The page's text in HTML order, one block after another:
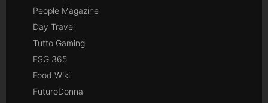
People Magazine
Day Travel
Tutto Gaming
ESG 365
Food Wiki
FuturoDonna